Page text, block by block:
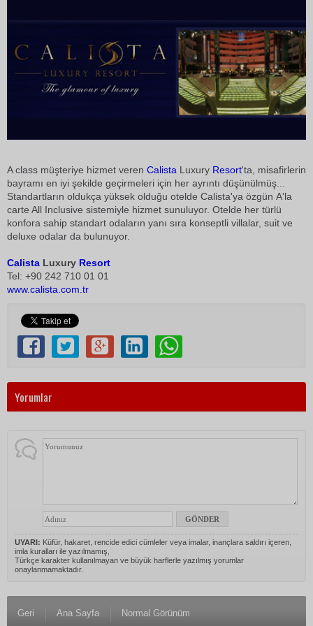
A class müşteriye hizmet veren Calista Luxury Resort'ta, misafirlerin
bayramı en iyi şekilde geçirmeleri için her ayrıntı düşünülmüş...
Standartların oldukça yüksek olduğu otelde Calista'ya özgün A'la
carte All Inclusive sistemiyle hizmet sunuluyor. Otelde her türlü
konfora sahip standart odaların yanı sıra konseptli villalar, suit ve
deluxe odalar da bulunuyor.
Calista Luxury Resort
Tel: +90 242 710 01 01
www.calista.com.tr
Yorumlar
UYARI: Küfür, hakaret, rencide edici cümleler veya imalar, inançlara saldırı içeren,
imla kuralları ile yazılmamış,
Türkçe karakter kullanılmayan ve büyük harflerle yazılmış yorumlar
onaylanmamaktadır.
Geri Ana Sayfa Normal Görünüm